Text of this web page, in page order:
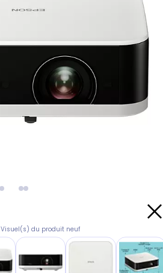
Visuel(s) du produit neuf